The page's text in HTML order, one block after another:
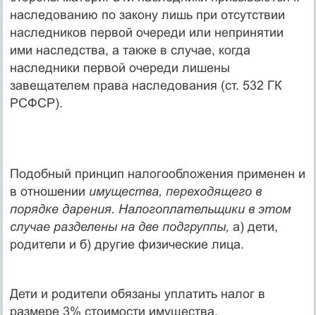
наследованию по закону лишь при отсутствии
наследников первой очереди или непринятии
ими наследства, а также в случае, когда
наследники первой очереди лишены
завещателем права наследования (ст. 532 ГК
РСФСР).
Подобный принцип налогообложения применен и
в отношении имущества, переходящего в
порядке дарения. Налогоплательщи­ки в этом
случае разделены на две подгруппы, а) дети,
родители и б) другие физические лица.
Дети и родители обязаны уплатить налог в
размере 3% стоимос­ти имущества,